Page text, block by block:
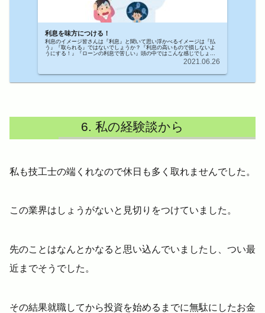
利息を味方につける！
利息のイメージ皆さんは『利息』と聞いて思い浮かべるイメージは『払
う』『取られる』ではないでしょうか？『利息の高いもので損しないよ
うにする！』『ローンの利息で苦しい』頭の中ではこんな感じでしょう
2021.06.26
私の経験談から
私も技工士の端くれなので休日も多く取れませんでした。
この業界はしょうがないと見切りをつけていました。
先のことはなんとかなると思い込んでいましたし、つい最
近までそうでした。
その結果就職してから投資を始めるまでに無駄にしたお金